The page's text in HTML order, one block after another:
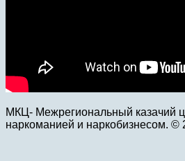
МКЦ- Межрегиональный казачий
наркоманией и наркобизнесом. ©